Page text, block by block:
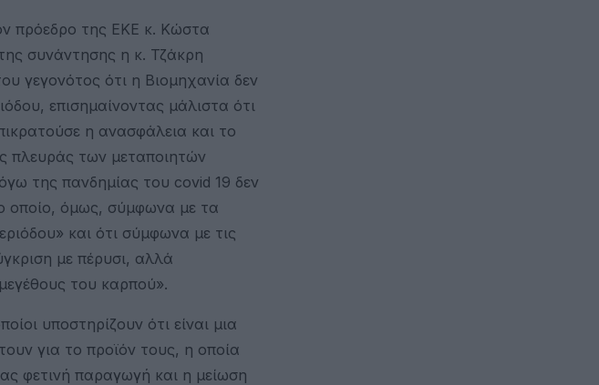
πρόεδρο της ΕΚΕ κ. Κώστα
συνάντησης η κ. Τζάκρη
γεγονότος ότι η Βιομηχανία δεν
επισημαίνοντας μάλιστα ότι
η ανασφάλεια και το
πλευράς των μεταποιητών
της πανδημίας του covid 19 δεν
οποίο, όμως, σύμφωνα με τα
και ότι σύμφωνα με τις
με πέρυσι, αλλά
του καρπού».
υποστηρίζουν ότι είναι μια
για το προϊόν τους, η οποία
φετινή παραγωγή και η μείωση